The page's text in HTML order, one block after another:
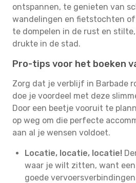
ontspannen, te genieten van
wandelingen en fietstochten
te dompelen in de rust en
drukte in de stad.
Pro-tips voor het boeken
Zorg dat je verblijf in Barbade
doe je voordeel met deze
Door een beetje vooruit te
op weg om die perfecte
aan al je wensen voldoet.
Locatie, locatie, locatie!
waar je wilt zitten, want
goede